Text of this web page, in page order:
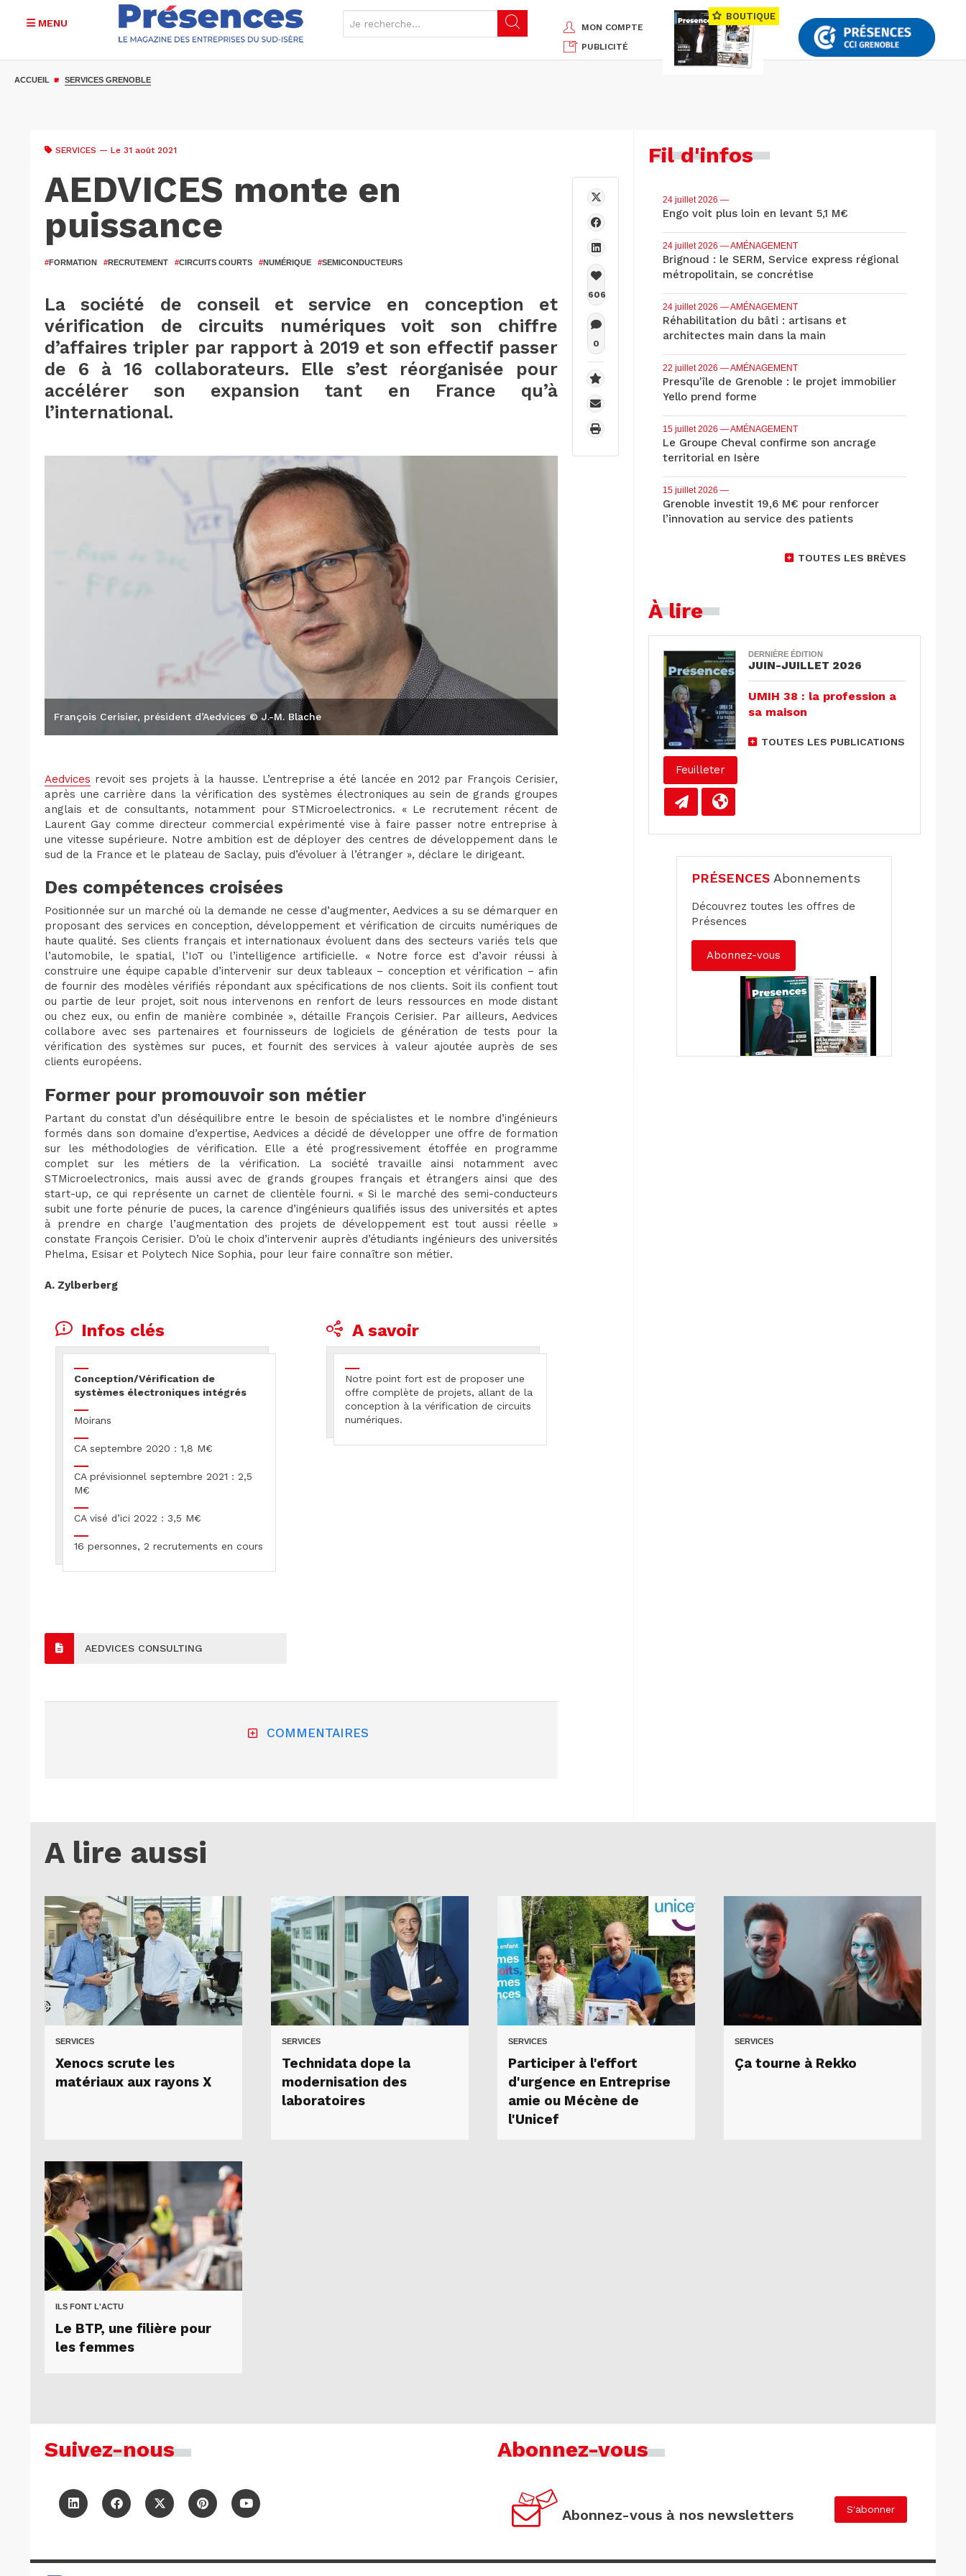
MENU
MON COMPTE
PUBLICITÉ
BOUTIQUE
ACCUEIL SERVICES GRENOBLE
SERVICES — Le 31 août 2021
AEDVICES monte en
puissance
#FORMATION #RECRUTEMENT #CIRCUITS COURTS #NUMÉRIQUE #SEMICONDUCTEURS
La société de conseil et service en conception et
vérification de circuits numériques voit son chiffre
d’affaires tripler par rapport à 2019 et son effectif passer
de 6 à 16 collaborateurs. Elle s’est réorganisée pour
accélérer son expansion tant en France qu’à
l’international.
François Cerisier, président d’Aedvices © J.-M. Blache
Aedvices revoit ses projets à la hausse. L’entreprise a été lancée en 2012 par François Cerisier,
après une carrière dans la vérification des systèmes électroniques au sein de grands groupes
anglais et de consultants, notamment pour STMicroelectronics. « Le recrutement récent de
Laurent Gay comme directeur commercial expérimenté vise à faire passer notre entreprise à
une vitesse supérieure. Notre ambition est de déployer des centres de développement dans le
sud de la France et le plateau de Saclay, puis d’évoluer à l’étranger », déclare le dirigeant.
Des compétences croisées
Positionnée sur un marché où la demande ne cesse d’augmenter, Aedvices a su se démarquer en
proposant des services en conception, développement et vérification de circuits numériques de
haute qualité. Ses clients français et internationaux évoluent dans des secteurs variés tels que
l’automobile, le spatial, l’IoT ou l’intelligence artificielle. « Notre force est d’avoir réussi à
construire une équipe capable d’intervenir sur deux tableaux – conception et vérification – afin
de fournir des modèles vérifiés répondant aux spécifications de nos clients. Soit ils confient tout
ou partie de leur projet, soit nous intervenons en renfort de leurs ressources en mode distant
ou chez eux, ou enfin de manière combinée », détaille François Cerisier. Par ailleurs, Aedvices
collabore avec ses partenaires et fournisseurs de logiciels de génération de tests pour la
vérification des systèmes sur puces, et fournit des services à valeur ajoutée auprès de ses
clients européens.
Former pour promouvoir son métier
Partant du constat d’un déséquilibre entre le besoin de spécialistes et le nombre d’ingénieurs
formés dans son domaine d’expertise, Aedvices a décidé de développer une offre de formation
sur les méthodologies de vérification. Elle a été progressivement étoffée en programme
complet sur les métiers de la vérification. La société travaille ainsi notamment avec
STMicroelectronics, mais aussi avec de grands groupes français et étrangers ainsi que des
start-up, ce qui représente un carnet de clientèle fourni. « Si le marché des semi-conducteurs
subit une forte pénurie de puces, la carence d’ingénieurs qualifiés issus des universités et aptes
à prendre en charge l’augmentation des projets de développement est tout aussi réelle »
constate François Cerisier. D’où le choix d’intervenir auprès d’étudiants ingénieurs des universités
Phelma, Esisar et Polytech Nice Sophia, pour leur faire connaître son métier.
A. Zylberberg
Infos clés
Conception/Vérification de
systèmes électroniques intégrés
Moirans
CA septembre 2020 : 1,8 M€
CA prévisionnel septembre 2021 : 2,5
M€
CA visé d’ici 2022 : 3,5 M€
16 personnes, 2 recrutements en cours
A savoir
Notre point fort est de proposer une
offre complète de projets, allant de la
conception à la vérification de circuits
numériques.
AEDVICES CONSULTING
COMMENTAIRES
606
0
Fil d'infos
24 juillet 2026 —
Engo voit plus loin en levant 5,1 M€
24 juillet 2026 — AMÉNAGEMENT
Brignoud : le SERM, Service express régional
métropolitain, se concrétise
24 juillet 2026 — AMÉNAGEMENT
Réhabilitation du bâti : artisans et
architectes main dans la main
22 juillet 2026 — AMÉNAGEMENT
Presqu'île de Grenoble : le projet immobilier
Yello prend forme
15 juillet 2026 — AMÉNAGEMENT
Le Groupe Cheval confirme son ancrage
territorial en Isère
15 juillet 2026 —
Grenoble investit 19,6 M€ pour renforcer
l’innovation au service des patients
TOUTES LES BRÈVES
À lire
Feuilleter
DERNIÈRE ÉDITION
JUIN-JUILLET 2026
UMIH 38 : la profession a
sa maison
TOUTES LES PUBLICATIONS
PRÉSENCES Abonnements
Découvrez toutes les offres de
Présences
Abonnez-vous
A lire aussi
SERVICES
Xenocs scrute les
matériaux aux rayons X
SERVICES
Technidata dope la
modernisation des
laboratoires
SERVICES
Participer à l'effort
d'urgence en Entreprise
amie ou Mécène de
l'Unicef
SERVICES
Ça tourne à Rekko
ILS FONT L'ACTU
Le BTP, une filière pour
les femmes
Suivez-nous Abonnez-vous
Abonnez-vous à nos newsletters S'abonner